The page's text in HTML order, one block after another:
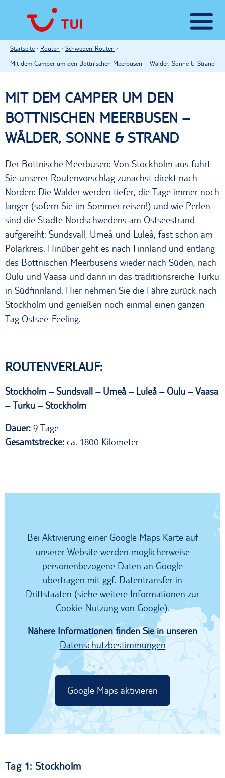
Startseite Routen
Schweden-Routen
Mit dem Camper um den Bottnischen Meerbusen – Wälder, Sonne & Strand
MIT DEM CAMPER UM DEN
BOTTNISCHEN MEERBUSEN –
WÄLDER, SONNE & STRAND
Der Bottnische Meerbusen: Von Stockholm aus führt
Sie unserer Routenvorschlag zunächst direkt nach
Norden: Die Wälder werden tiefer, die Tage immer noch
länger (sofern Sie im Sommer reisen!) und wie Perlen
sind die Städte Nordschwedens am Ostseestrand
aufgereiht: Sundsvall, Umeå und Luleå, fast schon am
Polarkreis. Hinüber geht es nach Finnland und entlang
des Bottnischen Meerbusens wieder nach Süden, nach
Oulu und Vaasa und dann in das traditionsreiche Turku
in Südfinnland. Hier nehmen Sie die Fähre zurück nach
Stockholm und genießen noch einmal einen ganzen
Tag Ostsee-Feeling.
ROUTENVERLAUF:
Stockholm – Sundsvall – Umeå – Luleå – Oulu – Vaasa
– Turku – Stockholm
Dauer: 9 Tage
Gesamtstrecke: ca. 1800 Kilometer
Bei Aktivierung einer Google Maps Karte auf
unserer Website werden möglicherweise
personenbezogene Daten an Google
übertragen mit ggf. Datentransfer in
Drittstaaten (siehe weitere Informationen zur
Cookie-Nutzung von Google).
Nähere Informationen finden Sie in unseren
Datenschutzbestimmungen
Google Maps aktivieren
Tag 1: Stockholm